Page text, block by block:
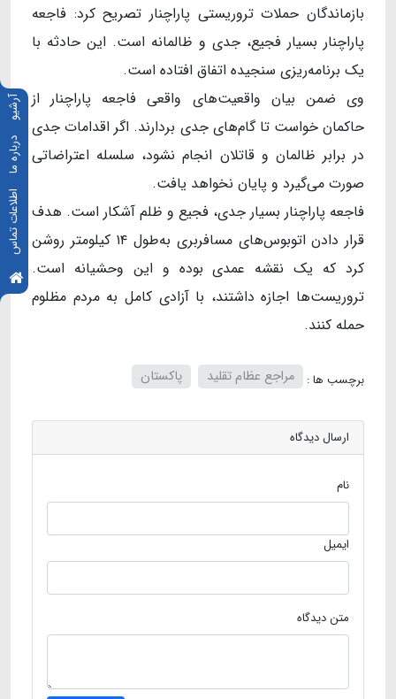
آرشیو
درباره ما
اطلاعات تماس
بازماندگان حملات تروریستی پاراچنار تصریح کرد: فاجعه
پاراچنار بسیار فجیع، جدی و ظالمانه است. این حادثه با
یک برنامه‌ریزی سنجیده اتفاق افتاده است.
وی ضمن بیان واقعیت‌های واقعی فاجعه پاراچنار از
حاکمان خواست تا گام‌های جدی بردارند. اگر اقدامات جدی
در برابر ظالمان و قاتلان انجام نشود، سلسله اعتراضاتی
صورت می‌گیرد و پایان نخواهد یافت.
فاجعه پاراچنار بسیار جدی، فجیع و ظلم آشکار است. هدف
قرار دادن اتوبوس‌های مسافربری به‌طول ۱۴ کیلومتر روشن
کرد که یک نقشه عمدی بوده و این وحشیانه است.
تروریست‌ها اجازه داشتند، با آزادی کامل به مردم مظلوم
حمله کنند.
برچسب ها : مراجع عظام تقلید پاکستان
ارسال دیدگاه
نام
ایمیل
متن دیدگاه